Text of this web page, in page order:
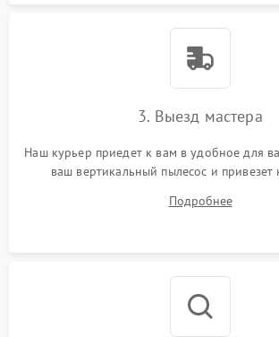
3. Выезд мастера
Наш курьер приедет к вам в удобное для
ваш вертикальный пылесос и привезет
Подробнее